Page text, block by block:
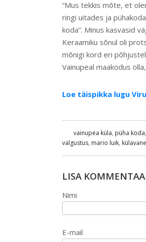
“Mus tekkis mõte, et
ringi uitades ja
koda”. Minus kasvasid
Keraamiku sõnul oli
mõnigi kord eri
Vainupeal maakodus
Loe täispikka lugu
vainupea küla, püha koda,
valgustus, mario luik,
LISA
Nimi
E-mail